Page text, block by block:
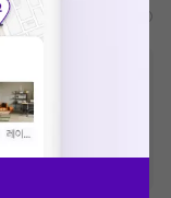
비급여/급여 진료란?
이할 수 있으니, 정확
있는 급여 진료 기준 가
원마다 금액이 다르게